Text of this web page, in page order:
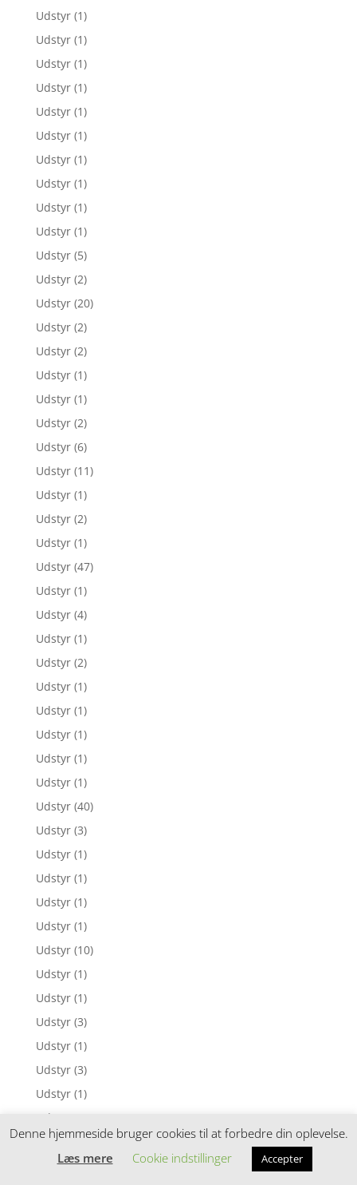
Udstyr (1)
Udstyr (1)
Udstyr (1)
Udstyr (1)
Udstyr (1)
Udstyr (1)
Udstyr (1)
Udstyr (1)
Udstyr (1)
Udstyr (1)
Udstyr (5)
Udstyr (2)
Udstyr (20)
Udstyr (2)
Udstyr (2)
Udstyr (1)
Udstyr (1)
Udstyr (2)
Udstyr (6)
Udstyr (11)
Udstyr (1)
Udstyr (2)
Udstyr (1)
Udstyr (47)
Udstyr (1)
Udstyr (4)
Udstyr (1)
Udstyr (2)
Udstyr (1)
Udstyr (1)
Udstyr (1)
Udstyr (1)
Udstyr (1)
Udstyr (40)
Udstyr (3)
Udstyr (1)
Udstyr (1)
Udstyr (1)
Udstyr (1)
Udstyr (10)
Udstyr (1)
Udstyr (1)
Udstyr (3)
Udstyr (1)
Udstyr (3)
Udstyr (1)
Udstyr
Udstyr (3)
Udstyr (1)
Denne hjemmeside bruger cookies til at forbedre din oplevelse.
Læs mere
Cookie indstillinger Accepter